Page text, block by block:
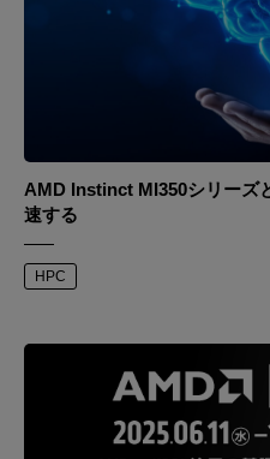
AMD Instinct MI350シリーズ
速する
HPC